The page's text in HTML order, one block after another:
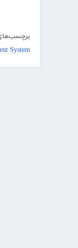
System